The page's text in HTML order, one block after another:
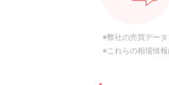
※弊社の売買データ
※これらの相場情